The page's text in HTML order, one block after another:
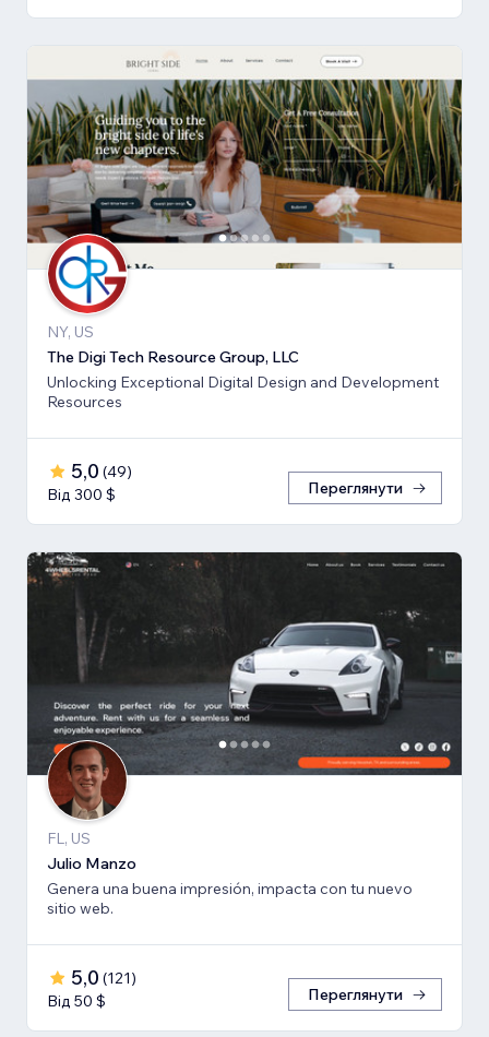
NY, US
The Digi Tech Resource Group, LLC
Unlocking Exceptional Digital Design and Development
Resources
5,0 (49)
Від 300 $
Переглянути
FL, US
Julio Manzo
Genera una buena impresión, impacta con tu nuevo
sitio web.
5,0 (121)
Від 50 $
Переглянути